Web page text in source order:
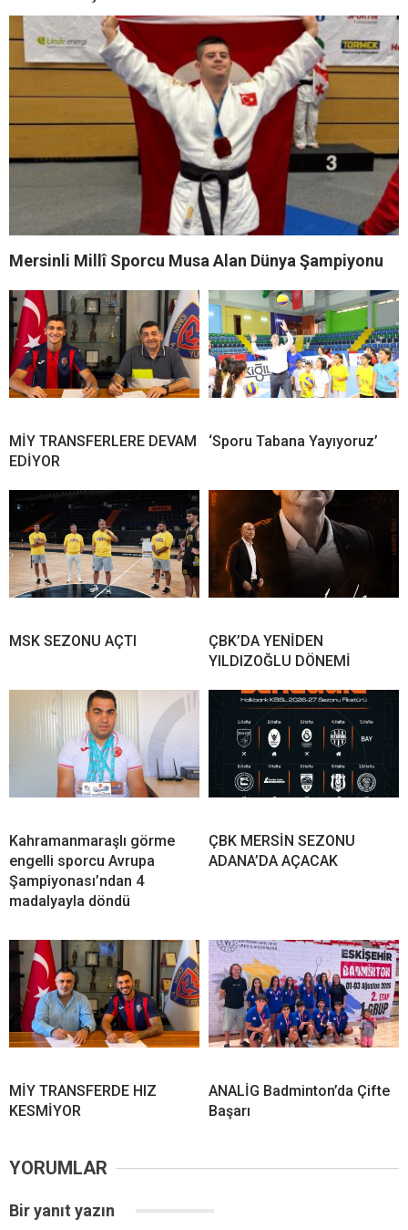
Mersinli Millî Sporcu Musa Alan Dünya Şampiyonu
MİY TRANSFERLERE DEVAM
EDİYOR
‘Sporu Tabana Yayıyoruz’
MSK SEZONU AÇTI
ÇBK’DA YENİDEN
YILDIZOĞLU DÖNEMİ
Kahramanmaraşlı görme
engelli sporcu Avrupa
Şampiyonası’ndan 4
madalyayla döndü
ÇBK MERSİN SEZONU
ADANA’DA AÇACAK
MİY TRANSFERDE HIZ
KESMİYOR
ANALİG Badminton’da Çifte
Başarı
YORUMLAR
Bir yanıt yazın